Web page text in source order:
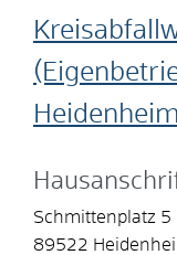
Heidenheim]
Schmittenplatz 5
89522